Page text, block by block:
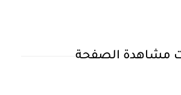
مشاهدة الصفحة